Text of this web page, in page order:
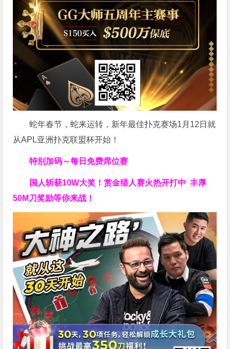
蛇年春节，蛇来运转，新年最佳扑克赛场1月12日就
从APL亚洲扑克联盟杯开始！
特别加码～每日免费席位赛
国人斩获10W大奖！赏金猎人赛火热开打中 丰厚
50M刀奖励等你来战！